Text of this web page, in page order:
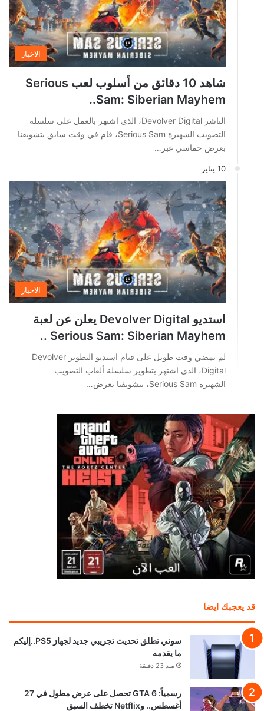
الاخبار
شاهد 10 دقائق من أسلوب لعب Serious
Sam: Siberian Mayhem..
الناشر Devolver Digital، الذي اشتهر بالعمل على سلسلة
التصويب الشهيرة Serious Sam، قام في وقت سابق بتشويقنا
بعرض حماسي عبر…
10 يناير
الاخبار
استديو Devolver Digital يعلن عن لعبة
Serious Sam: Siberian Mayhem ..
لم يمضي وقت طويل على قيام استديو التطوير Devolver
Digital، الذي اشتهر بتطوير سلسلة ألعاب التصويب
الشهيرة Serious Sam، بتشويقنا بعرض…
قد يعجبك ايضا
سوني تطلق تحديث تجريبي جديد لجهاز PS5..إليكم
ما يقدمه
منذ 23 دقيقة
رسمياً: GTA 6 تحصل على عرض مطول في 27
أغسطس.. وNetflix تخطف السبق